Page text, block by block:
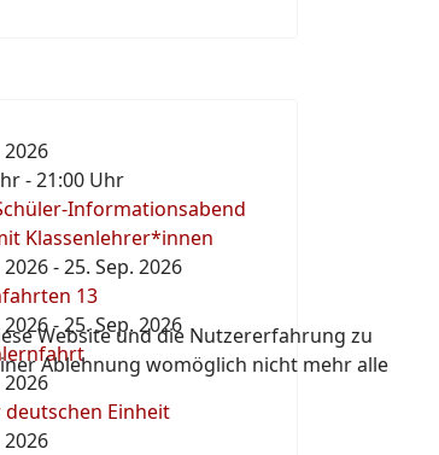
2026
-21:00 Uhr
Informationsabend
Klassenlehrer*innen
2026-25. Sep. 2026
13
2026-25. Sep. 2026
deutschen Einheit
Website und die Nutzererfahrung zu
Ablehnung womöglich nicht mehr alle